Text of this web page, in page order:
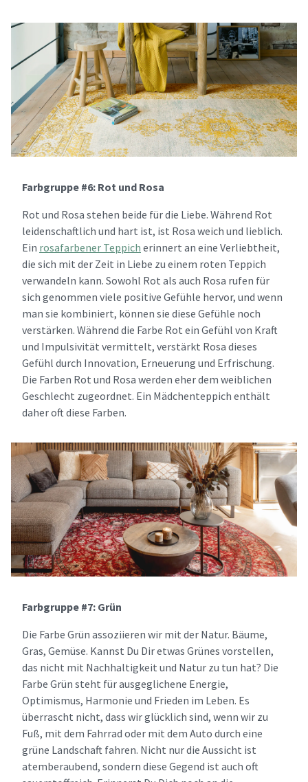
Farbgruppe #6: Rot und Rosa
Rot und Rosa stehen beide für die Liebe. Während Rot
leidenschaftlich und hart ist, ist Rosa weich und lieblich.
Ein rosafarbener Teppich erinnert an eine Verliebtheit,
die sich mit der Zeit in Liebe zu einem roten Teppich
verwandeln kann. Sowohl Rot als auch Rosa rufen für
sich genommen viele positive Gefühle hervor, und wenn
man sie kombiniert, können sie diese Gefühle noch
verstärken. Während die Farbe Rot ein Gefühl von Kraft
und Impulsivität vermittelt, verstärkt Rosa dieses
Gefühl durch Innovation, Erneuerung und Erfrischung.
Die Farben Rot und Rosa werden eher dem weiblichen
Geschlecht zugeordnet. Ein Mädchenteppich enthält
daher oft diese Farben.
Farbgruppe #7: Grün
Die Farbe Grün assoziieren wir mit der Natur. Bäume,
Gras, Gemüse. Kannst Du Dir etwas Grünes vorstellen,
das nicht mit Nachhaltigkeit und Natur zu tun hat? Die
Farbe Grün steht für ausgeglichene Energie,
Optimismus, Harmonie und Frieden im Leben. Es
überrascht nicht, dass wir glücklich sind, wenn wir zu
Fuß, mit dem Fahrrad oder mit dem Auto durch eine
grüne Landschaft fahren. Nicht nur die Aussicht ist
atemberaubend, sondern diese Gegend ist auch oft